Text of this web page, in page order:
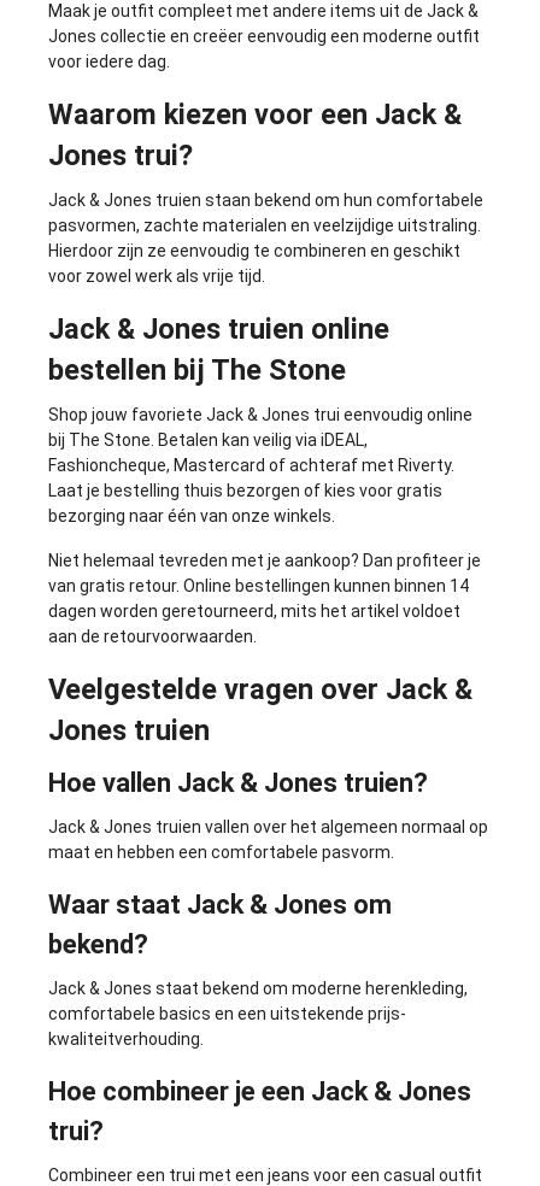
Maak je outfit compleet met andere items uit de Jack &
Jones collectie en creëer eenvoudig een moderne outfit
voor iedere dag.
Waarom kiezen voor een Jack &
Jones trui?
Jack & Jones truien staan bekend om hun comfortabele
pasvormen, zachte materialen en veelzijdige uitstraling.
Hierdoor zijn ze eenvoudig te combineren en geschikt
voor zowel werk als vrije tijd.
Jack & Jones truien online
bestellen bij The Stone
Shop jouw favoriete Jack & Jones trui eenvoudig online
bij The Stone. Betalen kan veilig via iDEAL,
Fashioncheque, Mastercard of achteraf met Riverty.
Laat je bestelling thuis bezorgen of kies voor gratis
bezorging naar één van onze winkels.
Niet helemaal tevreden met je aankoop? Dan profiteer je
van gratis retour. Online bestellingen kunnen binnen 14
dagen worden geretourneerd, mits het artikel voldoet
aan de retourvoorwaarden.
Veelgestelde vragen over Jack &
Jones truien
Hoe vallen Jack & Jones truien?
Jack & Jones truien vallen over het algemeen normaal op
maat en hebben een comfortabele pasvorm.
Waar staat Jack & Jones om
bekend?
Jack & Jones staat bekend om moderne herenkleding,
comfortabele basics en een uitstekende prijs-
kwaliteitverhouding.
Hoe combineer je een Jack & Jones
trui?
Combineer een trui met een jeans voor een casual outfit